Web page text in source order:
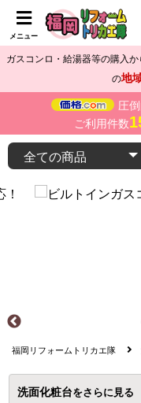
メニュー
ガスコンロ・給湯器等の購入
の地
圧
ご利用件数
福岡リフォームトリカエ隊
洗面化粧台を